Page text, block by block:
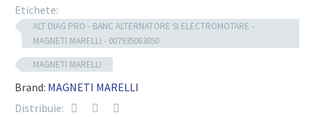
asigurând un diagnostic sigur înainte de instalare sau
reparație.
Componente tehnice
Etichete:
ALT DIAG PRO - BANC ALTERNATORE SI ELECTROMOTARE -
MAGNETI MARELLI - 007935063050
MAGNETI MARELLI
Brand: MAGNETI MARELLI
Distribuie: